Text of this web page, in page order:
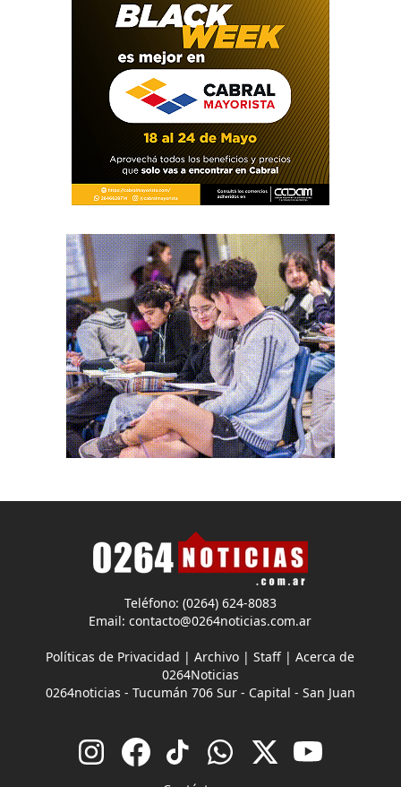
Teléfono: (0264) 624-8083
Email:contacto@0264noticias.com.ar
Políticas de Privacidad |Archivo |Staff |Acerca de
0264Noticias
0264noticias - Tucumán 706 Sur - Capital - San Juan